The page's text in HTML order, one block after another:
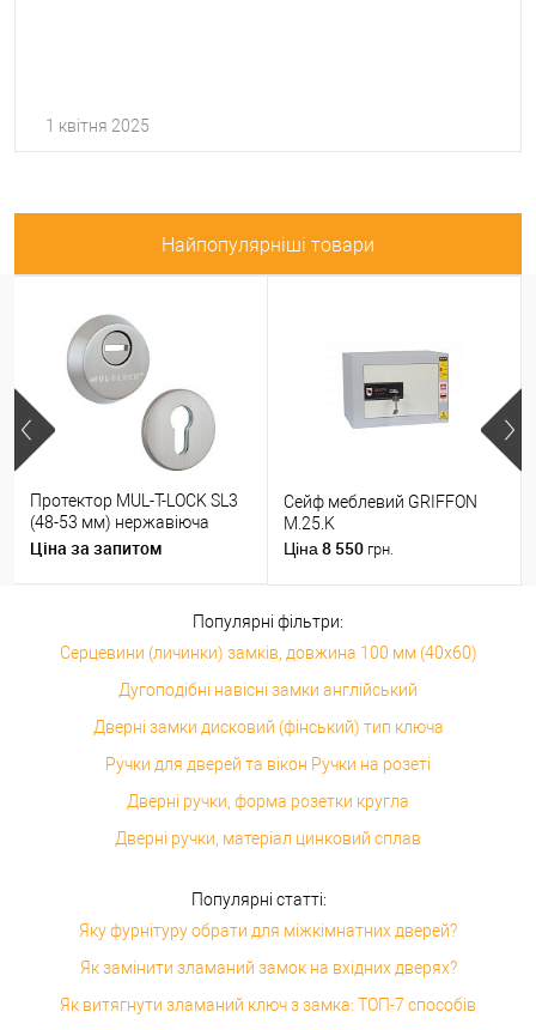
1 квітня 2025
Найпопулярніші товари
Протектор MUL-T-LOCK SL3
(48-53 мм) нержавіюча
сталь
Ціна за запитом
Сейф меблевий GRIFFON
M.25.K
Ціна 8 550 грн.
Популярні фільтри:
Серцевини (личинки) замків, довжина 100 мм (40x60)
Дугоподібні навісні замки англійський
Дверні замки дисковий (фінський) тип ключа
Ручки для дверей та вікон Ручки на розеті
Дверні ручки, форма розетки кругла
Дверні ручки, матеріал цинковий сплав
Популярні статті:
Яку фурнітуру обрати для міжкімнатних дверей?
Як замінити зламаний замок на вхідних дверях?
Як витягнути зламаний ключ з замка: ТОП-7 способів